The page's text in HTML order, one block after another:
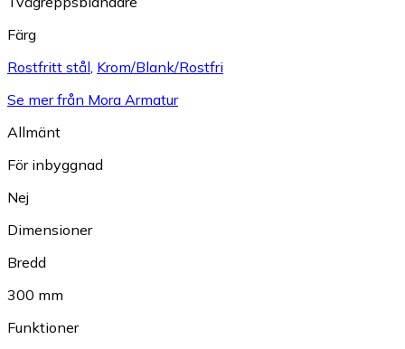
Färg
Rostfritt stål Krom/Blank/Rostfri
Se mer från Mora Armatur
Allmänt
För inbyggnad
Nej
Dimensioner
Bredd
300 mm
Funktioner